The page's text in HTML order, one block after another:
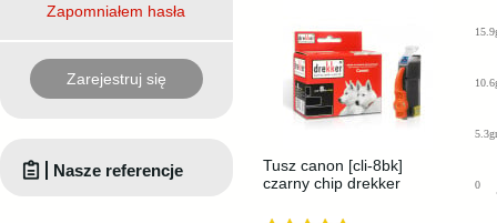
Tusz canon [cli-8bk]
czarny chip drekker
5.3gr
0
Zapomniałem hasła
Zarejestruj się
Nasze referencje